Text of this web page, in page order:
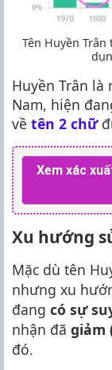
Tên Huyền
Huyền Trân
Nam, hiện
về tên 2 chữ
Xem xác
Xu hướng
Mặc dù tên
nhưng xu
đang có sự
nhận đã giảm
đó.